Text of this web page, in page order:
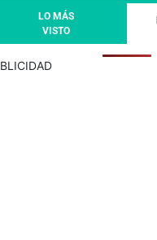
LO MÁS
VISTO